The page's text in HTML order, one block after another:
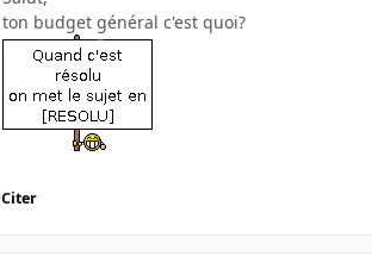
ton budget général c'est quoi?
Citer